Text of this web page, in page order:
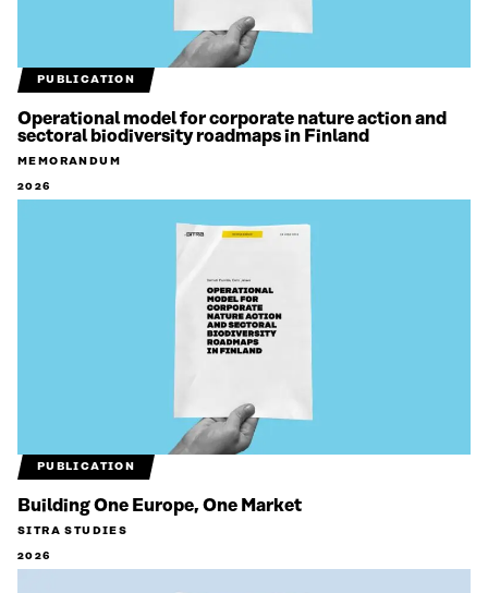
PUBLICATION
Operational model for corporate nature action and
sectoral biodiversity roadmaps in Finland
MEMORANDUM
2026
PUBLICATION
Building One Europe, One Market
SITRA STUDIES
2026